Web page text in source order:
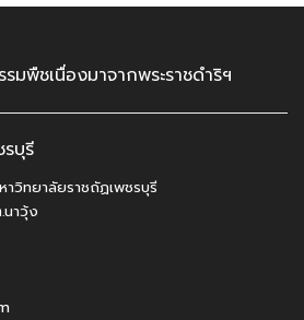
มพืชเนื่องมาจากพระราชดำริฯ
บุรี
าวิทยาลัยราชถัฏเพชรบุรี
าวุ้ง